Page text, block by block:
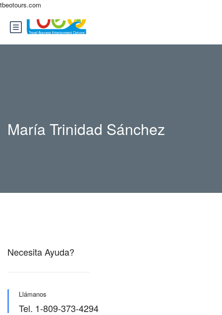
tbeotours.com
María Trinidad Sánchez
Necesita Ayuda?
Llámanos
Tel. 1-809-373-4294